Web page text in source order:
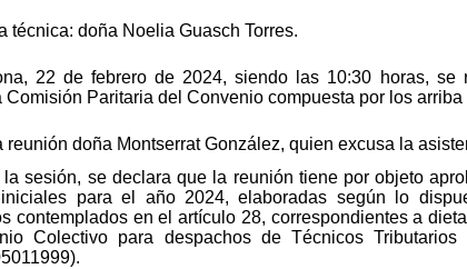
técnica: doña Noelia Guasch Torres.
22 de febrero de 2024, siendo las 10:30 horas, se
Comisión Paritaria del Convenio compuesta por los
reunión doña Montserrat González, quien excusa la
la sesión, se declara que la reunión tiene por objeto
para el año 2024, elaboradas según lo
contemplados en el artículo 28, correspondientes a
Colectivo para despachos de Técnicos